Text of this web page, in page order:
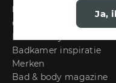
Ja,
Badkamers
Onze badkamers
Badkamer inspiratie
Merken
Bad & body magazine